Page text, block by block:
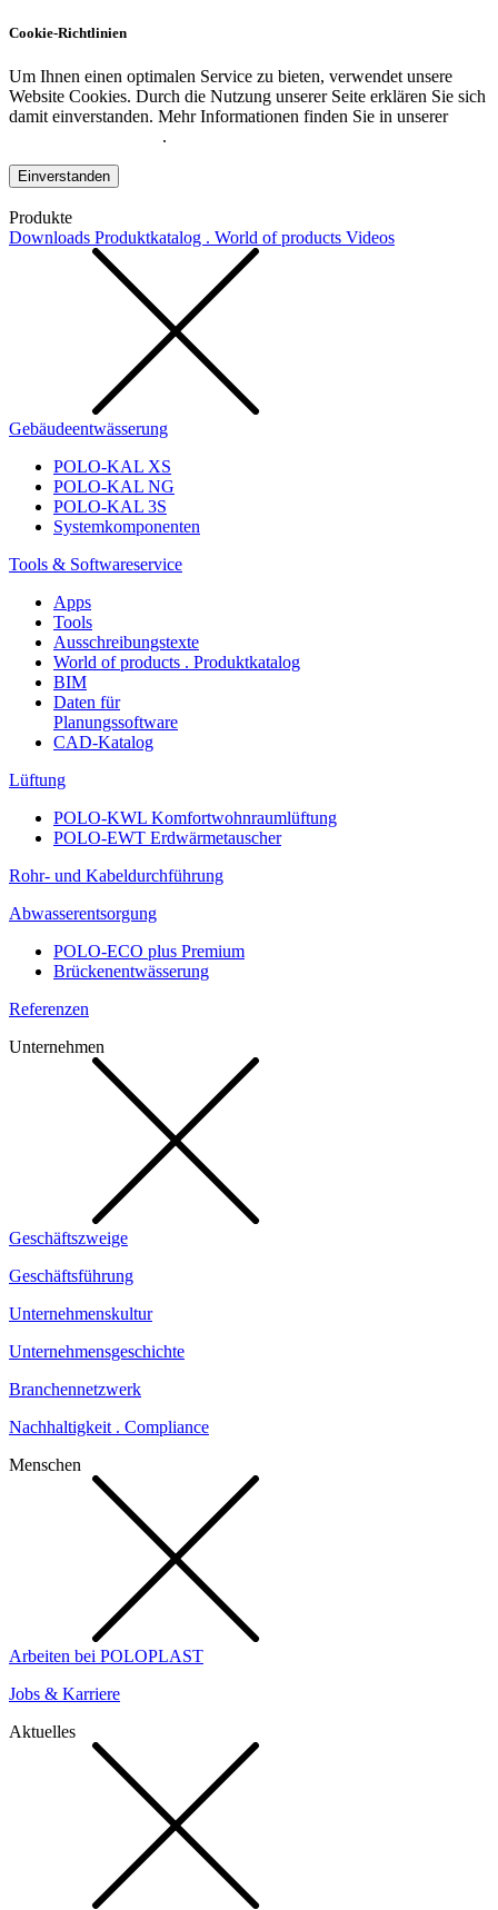
Cookie-Richtlinien
Um Ihnen einen optimalen Service zu bieten, verwendet unsere
Website Cookies. Durch die Nutzung unserer Seite erklären Sie sich
damit einverstanden. Mehr Informationen finden Sie in unserer
.
Einverstanden
Produkte
Downloads Produktkatalog . World of products Videos
Gebäudeentwässerung
POLO-KAL XS
POLO-KAL NG
POLO-KAL 3S
Systemkomponenten
Tools & Softwareservice
Apps
Tools
Ausschreibungstexte
World of products . Produktkatalog
BIM
Daten für
Planungssoftware
CAD-Katalog
Lüftung
POLO-KWL Komfortwohnraumlüftung
POLO-EWT Erdwärmetauscher
Rohr- und Kabeldurchführung
Abwasserentsorgung
POLO-ECO plus Premium
Brückenentwässerung
Referenzen
Unternehmen
Geschäftszweige
Geschäftsführung
Unternehmenskultur
Unternehmensgeschichte
Branchennetzwerk
Nachhaltigkeit . Compliance
Menschen
Arbeiten bei POLOPLAST
Jobs & Karriere
Aktuelles